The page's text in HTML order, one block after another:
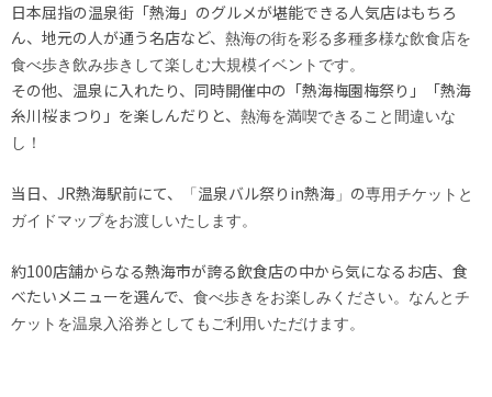
日本屈指の温泉街「熱海」のグルメが堪能できる人気店はもちろ
ん、地元の人が通う名店など、 熱海の街を彩る多種多様な飲食店を
食べ歩き飲み歩きして楽しむ大規模イベントです。
その他、温泉に入れたり、同時開催中の「熱海梅園梅祭り」「熱海
糸川桜まつり」を楽しんだりと、 熱海を満喫できること間違いな
し！
当日、JR熱海駅前にて、 「 温泉バル祭りin熱海 」 の専用チケットと
ガイドマップをお渡しいたします。
約100店舗からなる熱海市が誇る飲食店の中から気になるお店、食
べたいメニューを選んで、 食べ歩きをお楽しみください。なんとチ
ケットを温泉入浴券としてもご利用いただけます。